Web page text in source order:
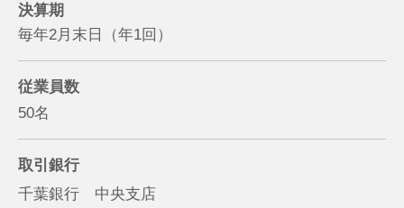
決算期
毎年2月末日（年1回）
従業員数
50名
取引銀行
千葉銀行 中央支店